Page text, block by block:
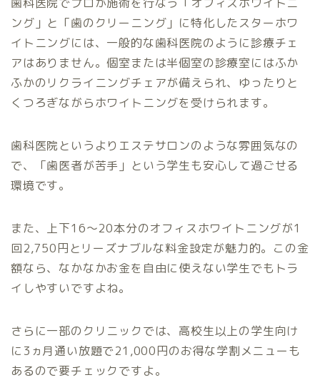
歯科医院でプロが施術を行なう「オフィスホワイトニ
ング」と「歯のクリーニング」に特化したスターホワ
イトニングには、一般的な歯科医院のように診療チェ
アはありません。個室または半個室の診療室にはふか
ふかのリクライニングチェアが備えられ、ゆったりと
くつろぎながらホワイトニングを受けられます。
歯科医院というよりエステサロンのような雰囲気なの
で、「歯医者が苦手」という学生も安心して過ごせる
環境です。
また、上下16〜20本分のオフィスホワイトニングが1
回2,750円とリーズナブルな料金設定が魅力的。この金
額なら、なかなかお金を自由に使えない学生でもトラ
イしやすいですよね。
さらに一部のクリニックでは、高校生以上の学生向け
に3ヵ月通い放題で21,000円のお得な学割メニューも
あるので要チェックですよ。